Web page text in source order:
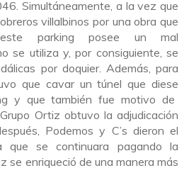
Simultáneamente a la vez que
villalbinos por una obraque
este parking posee un mal
se utiliza y, por consiguiente, se
por doquier. Además, para
que cavarun túnel que diese
y que también fue motivo de
Ortiz obtuvo la adjudicación
Podemos y C’s dieronel
que se continuara pagando la
se enriqueció de una manera más